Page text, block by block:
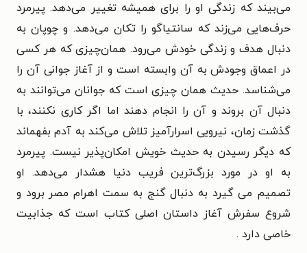
می‌بیند که زندگی او را برای همیشه تغییر می‌دهد. پیرمرد
حرف‌هایی می‌زند که سانتیاگو را تکان می‌دهد. و چوپان به
دنبال هدف و زندگی خودش می‌رود. همان‌چیزی که هر کسی
در اعماق وجودش به آن وابسته است و از آغاز جوانی آن را
می‌شناسد. حدیث همان چیزی است که جوانان می‌توانند به
دنبال آن بروند و آن را انجام دهند اما اگر کاری نکنند، با
گذشت زمان، نیرویی اسرارآمیز تلاش می‌کند به آدم بفهماند
که دیگر رسیدن به حدیث خویش امکان‌پذیر نیست. پیرمرد
به او در مورد بزرگ‌ترین فریب دنیا هشدار می‌دهد. او
تصمیم می گیرد به دنبال گنج به سمت اهرام مصر برود و
شروع سفرش آغاز داستان اصلی کتاب است که جذابیت
خاصی دارد .